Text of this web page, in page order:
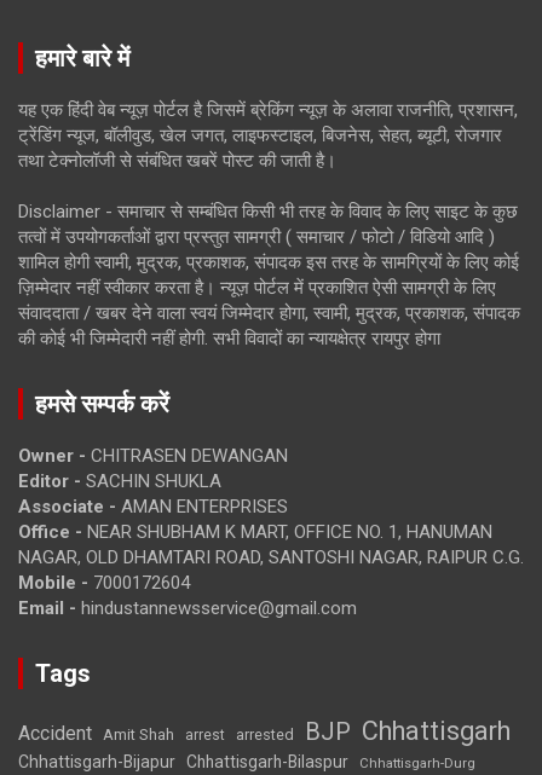
हमारे बारे में
यह एक हिंदी वेब न्यूज़ पोर्टल है जिसमें ब्रेकिंग न्यूज़ के अलावा राजनीति, प्रशासन,
ट्रेंडिंग न्यूज, बॉलीवुड, खेल जगत, लाइफस्टाइल, बिजनेस, सेहत, ब्यूटी, रोजगार
तथा टेक्नोलॉजी से संबंधित खबरें पोस्ट की जाती है।
Disclaimer - समाचार से सम्बंधित किसी भी तरह के विवाद के लिए साइट के कुछ
तत्वों में उपयोगकर्ताओं द्वारा प्रस्तुत सामग्री ( समाचार / फोटो / विडियो आदि )
शामिल होगी स्वामी, मुद्रक, प्रकाशक, संपादक इस तरह के सामग्रियों के लिए कोई
ज़िम्मेदार नहीं स्वीकार करता है। न्यूज़ पोर्टल में प्रकाशित ऐसी सामग्री के लिए
संवाददाता / खबर देने वाला स्वयं जिम्मेदार होगा, स्वामी, मुद्रक, प्रकाशक, संपादक
की कोई भी जिम्मेदारी नहीं होगी. सभी विवादों का न्यायक्षेत्र रायपुर होगा
हमसे सम्पर्क करें
Owner - CHITRASEN DEWANGAN
Editor - SACHIN SHUKLA
Associate - AMAN ENTERPRISES
Office - NEAR SHUBHAM K MART, OFFICE NO. 1, HANUMAN
NAGAR, OLD DHAMTARI ROAD, SANTOSHI NAGAR, RAIPUR C.G.
Mobile - 7000172604
Email - hindustannewsservice@gmail.com
Tags
Accident Amit Shah arrest arrested BJP Chhattisgarh
Chhattisgarh-Bijapur Chhattisgarh-Bilaspur Chhattisgarh-Durg